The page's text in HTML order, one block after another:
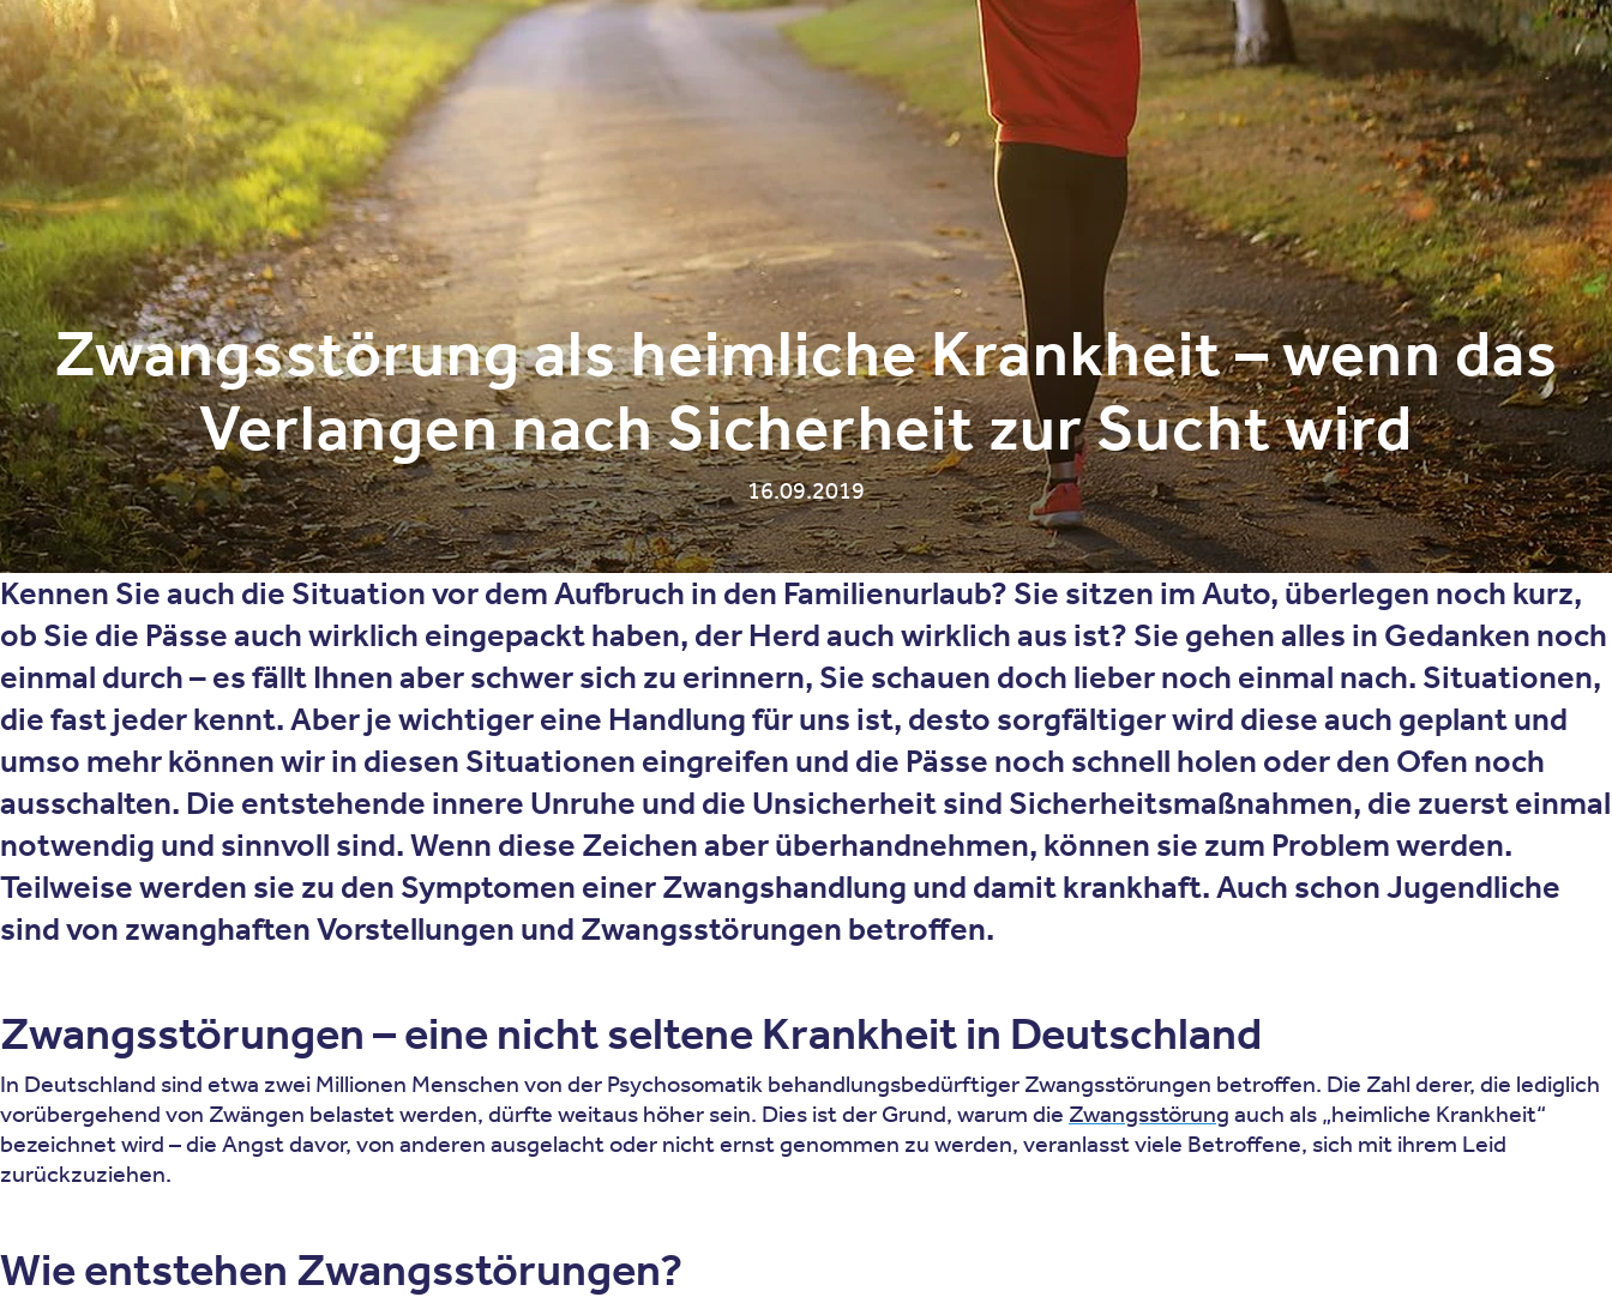
Zwangsstörung als heimliche Krankheit – wenn das
Verlangen nach Sicherheit zur Sucht wird
16.09.2019
Kennen Sie auch die Situation vor dem Aufbruch in den Familienurlaub? Sie sitzen im Auto, überlegen noch kurz,
ob Sie die Pässe auch wirklich eingepackt haben, der Herd auch wirklich aus ist? Sie gehen alles in Gedanken noch
einmal durch – es fällt Ihnen aber schwer sich zu erinnern, Sie schauen doch lieber noch einmal nach. Situationen,
die fast jeder kennt. Aber je wichtiger eine Handlung für uns ist, desto sorgfältiger wird diese auch geplant und
umso mehr können wir in diesen Situationen eingreifen und die Pässe noch schnell holen oder den Ofen noch
ausschalten. Die entstehende innere Unruhe und die Unsicherheit sind Sicherheitsmaßnahmen, die zuerst einmal
notwendig und sinnvoll sind. Wenn diese Zeichen aber überhandnehmen, können sie zum Problem werden.
Teilweise werden sie zu den Symptomen einer Zwangshandlung und damit krankhaft. Auch schon Jugendliche
sind von zwanghaften Vorstellungen und Zwangsstörungen betroffen.
Zwangsstörungen – eine nicht seltene Krankheit in Deutschland
In Deutschland sind etwa zwei Millionen Menschen von der Psychosomatik behandlungsbedürftiger Zwangsstörungen betroffen. Die Zahl derer, die lediglich
vorübergehend von Zwängen belastet werden, dürfte weitaus höher sein. Dies ist der Grund, warum die Zwangsstörung auch als „heimliche Krankheit“
bezeichnet wird – die Angst davor, von anderen ausgelacht oder nicht ernst genommen zu werden, veranlasst viele Betroffene, sich mit ihrem Leid
zurückzuziehen.
Wie entstehen Zwangsstörungen?